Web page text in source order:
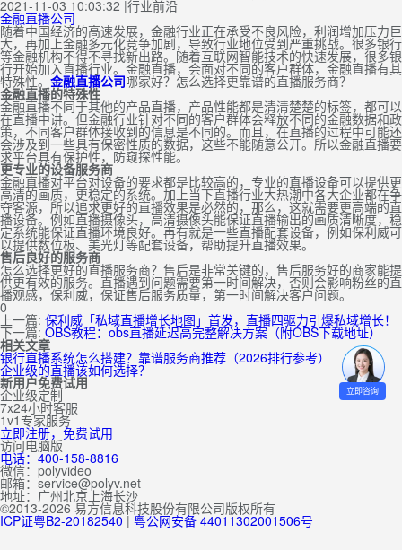
2021-11-03 10:03:32 |行业前沿
金融直播公司
随着中国经济的高速发展，金融行业正在承受不良风险，利润增加压力巨
大，再加上金融多元化竞争加剧，导致行业地位受到严重挑战。很多银行
等金融机构不得不寻找新出路。随着互联网智能技术的快速发展，很多银
行开始加入直播行业。金融直播，会面对不同的客户群体，金融直播有其
特殊性。金融直播公司哪家好？怎么选择更靠谱的直播服务商？
金融直播的特殊性
金融直播不同于其他的产品直播，产品性能都是清清楚楚的标签，都可以
在直播中讲。但金融行业针对不同的客户群体会释放不同的金融数据和政
策，不同客户群体接收到的信息是不同的。而且，在直播的过程中可能还
会涉及到一些具有保密性质的数据，这些不能随意公开。所以金融直播要
求平台具有保护性，防窥探性能。
更专业的设备服务商
金融直播对平台对设备的要求都是比较高的，专业的直播设备可以提供更
高清的画质，更稳定的系统。加上当下直播行业大热潮中各大企业都在争
夺客源，所以追求更好的直播效果是必然的，那么，这就需要更高端的直
播设备。例如直播摄像头，高清摄像头能保证直播输出的画质清晰度，稳
定系统能保证直播环境良好。再有就是一些直播配套设备，例如保利威可
以提供数位板、美光灯等配套设备，帮助提升直播效果。
售后良好的服务商
怎么选择更好的直播服务商？售后是非常关键的，售后服务好的商家能提
供更有效的服务。直播遇到问题需要第一时间解决，否则会影响粉丝的直
播观感，保利威，保证售后服务质量，第一时间解决客户问题。
0
上一篇: 保利威「私域直播增长地图」首发，直播四驱力引爆私域增长！
下一篇: OBS教程：obs直播延迟高完整解决方案（附OBS下载地址）
相关文章
银行直播系统怎么搭建？靠谱服务商推荐（2026排行参考）
企业级的直播该如何选择？
新用户免费试用
企业级定制
7x24小时客服
1v1专家服务
立即注册，免费试用
访问电脑版
电话：400-158-8816
微信：polyvideo
邮箱：service@polyv.net
地址： 广州北京 上海长沙
©2013-2026 易方信息科技股份有限公司版权所有
ICP证粤B2-20182540 | 粤公网安备 44011302001506号
立即咨询